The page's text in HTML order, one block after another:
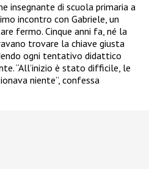
insegnante di scuola primaria a
incontro con Gabriele, un
fermo. Cinque anni fa, né la
trovare la chiave giusta
ogni tentativo didattico
“All’inizio è stato difficile, le
niente”, confessa